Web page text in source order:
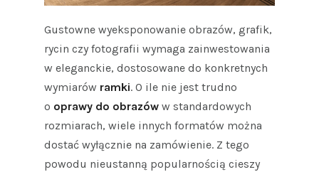
Gustowne wyeksponowanie obrazów, grafik,
rycin czy fotografii wymaga zainwestowania
w eleganckie, dostosowane do konkretnych
wymiarów ramki. O ile nie jest trudno
o oprawy do obrazóww standardowych
rozmiarach, wiele innych formatów można
dostać wyłącznie na zamówienie. Z tego
powodu nieustanną popularnością cieszy